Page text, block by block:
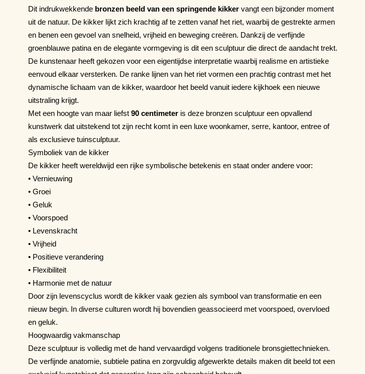
Dit indrukwekkende bronzen beeld van een springende kikker vangt een bijzonder moment
uit de natuur. De kikker lijkt zich krachtig af te zetten vanaf het riet, waarbij de gestrekte armen
en benen een gevoel van snelheid, vrijheid en beweging creëren. Dankzij de verfijnde
groenblauwe patina en de elegante vormgeving is dit een sculptuur die direct de aandacht trekt.
De kunstenaar heeft gekozen voor een eigentijdse interpretatie waarbij realisme en artistieke
eenvoud elkaar versterken. De ranke lijnen van het riet vormen een prachtig contrast met het
dynamische lichaam van de kikker, waardoor het beeld vanuit iedere kijkhoek een nieuwe
uitstraling krijgt.
Met een hoogte van maar liefst 90 centimeter is deze bronzen sculptuur een opvallend
kunstwerk dat uitstekend tot zijn recht komt in een luxe woonkamer, serre, kantoor, entree of
als exclusieve tuinsculptuur.
Symboliek van de kikker
De kikker heeft wereldwijd een rijke symbolische betekenis en staat onder andere voor:
• Vernieuwing
• Groei
• Geluk
• Voorspoed
• Levenskracht
• Vrijheid
• Positieve verandering
• Flexibiliteit
• Harmonie met de natuur
Door zijn levenscyclus wordt de kikker vaak gezien als symbool van transformatie en een
nieuw begin. In diverse culturen wordt hij bovendien geassocieerd met voorspoed, overvloed
en geluk.
Hoogwaardig vakmanschap
Deze sculptuur is volledig met de hand vervaardigd volgens traditionele bronsgiettechnieken.
De verfijnde anatomie, subtiele patina en zorgvuldig afgewerkte details maken dit beeld tot een